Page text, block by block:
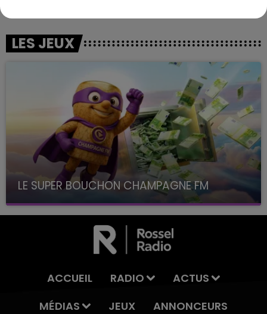
LES JEUX
LE SUPER BOUCHON CHAMPAGNE FM
avec La Famille Champagne FM, à 8H10
ACCUEIL RADIO
ACTUS
MÉDIAS
JEUX ANNONCEURS